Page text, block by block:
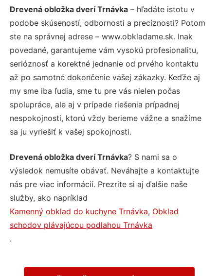
Drevená obložka dverí Trnávka – hľadáte istotu v
podobe skúseností, odbornosti a precíznosti? Potom
ste na správnej adrese – www.obkladame.sk. Inak
povedané, garantujeme vám vysokú profesionalitu,
serióznosť a korektné jednanie od prvého kontaktu
až po samotné dokončenie vašej zákazky. Keďže aj
my sme iba ľudia, sme tu pre vás nielen počas
spolupráce, ale aj v prípade riešenia prípadnej
nespokojnosti, ktorú vždy berieme vážne a snažíme
sa ju vyriešiť k vašej spokojnosti.
Drevená obložka dverí Trnávka? S nami sa o
výsledok nemusíte obávať. Neváhajte a kontaktujte
nás pre viac informácií. Prezrite si aj ďalšie naše
služby, ako napríklad
Kamenný obklad do kuchyne Trnávka, Obklad
schodov plávajúcou podlahou Trnávka
.